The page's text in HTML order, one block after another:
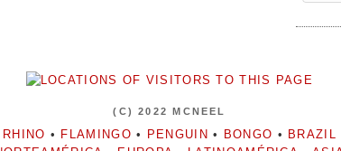
FLAMINGO
NORTEAMÉRICA •EUROPA•LATINOAMÉRICA•ASIA